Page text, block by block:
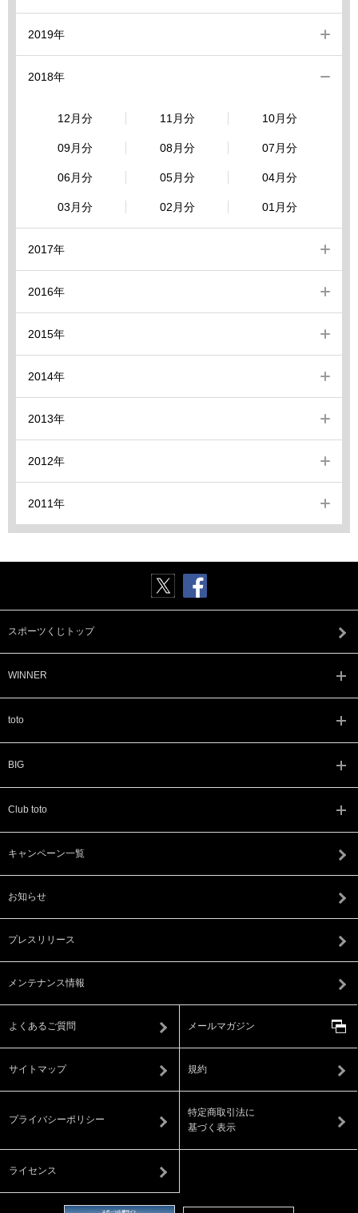
2019年
2018年
12月分 11月分 10月分
09月分 08月分 07月分
06月分 05月分 04月分
03月分 02月分 01月分
2017年
2016年
2015年
2014年
2013年
2012年
2011年
スポーツくじトップ
WINNER
toto
BIG
Club toto
キャンペーン一覧
お知らせ
プレスリリース
メンテナンス情報
よくあるご質問 メールマガジン
サイトマップ 規約
プライバシーポリシー
特定商取引法に
基づく表示
ライセンス